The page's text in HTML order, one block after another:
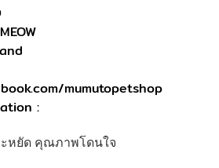
mumutopetshop
:
หยัด คุณภาพโดนใจ